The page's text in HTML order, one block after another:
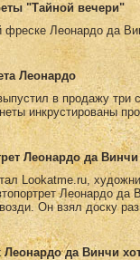
"Тайной вечери"
фреске Леонардо да
Леонардо
в продажу три
инкрустированы
Леонардо да Винчи
Lookatme.ru,
Леонардо да
Он взял доску
Леонардо да Винчи